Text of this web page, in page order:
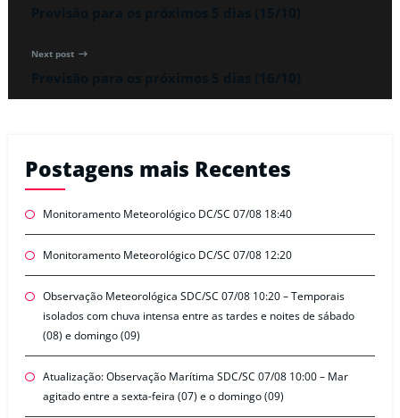
Next post
Postagens mais Recentes
Monitoramento Meteorológico DC/SC 07/08 18:40
Monitoramento Meteorológico DC/SC 07/08 12:20
Observação Meteorológica SDC/SC 07/08 10:20 – Temporais
isolados com chuva intensa entre as tardes e noites de sábado
(08) e domingo (09)
Atualização: Observação Marítima SDC/SC 07/08 10:00 – Mar
agitado entre a sexta-feira (07) e o domingo (09)